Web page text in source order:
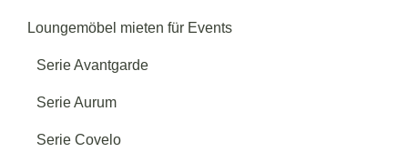
Loungemöbel mieten für Events
Serie Avantgarde
Serie Aurum
Serie Covelo